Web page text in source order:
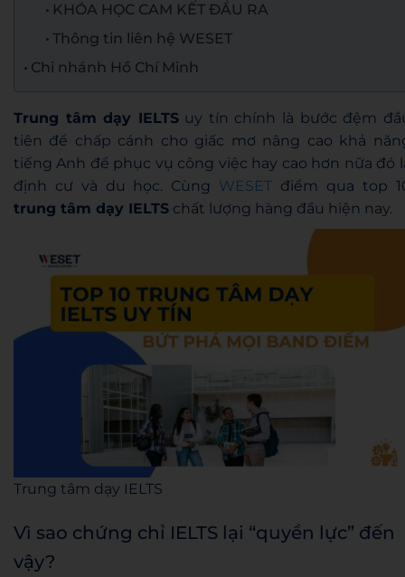
KHÓA HỌC CAM KẾT ĐẦU RA
Thông tin liên hệ WESET
Chi nhánh Hồ Chí Minh
Trung tâm dạy IELTSuy tín chính là bước đệm
tiên để chấp cánh cho giấc mơ nâng cao khả
tiếng Anh để phục vụ công việc hay cao hơn nữa đó
định cư và du học. Cùng WESET điểm qua top
trung tâm dạy IELTS chất lượng hàng đầu hiện nay.
Trung tâm dạy IELTS
Vì sao chứng chỉ IELTS lại “quyền lực” đến
vậy?